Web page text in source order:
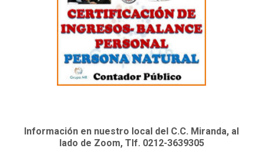
Información en nuestro local del C.C. Miranda, al
lado de Zoom, Tlf. 0212-3639305